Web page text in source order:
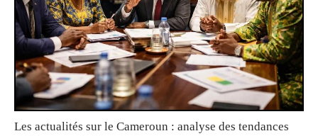
Les actualités sur le Cameroun : analyse des tendances